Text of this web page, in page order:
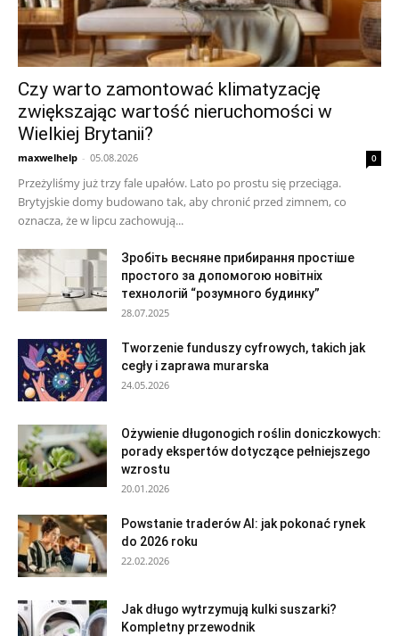
Czy warto zamontować klimatyzację
zwiększając wartość nieruchomości w
Wielkiej Brytanii?
maxwelhelp - 05.08.2026 0
Przeżyliśmy już trzy fale upałów. Lato po prostu się przeciąga.
Brytyjskie domy budowano tak, aby chronić przed zimnem, co
oznacza, że ​​w lipcu zachowują...
Зробіть весняне прибирання простіше
простого за допомогою новітніх
технологій “розумного будинку”
28.07.2025
Tworzenie funduszy cyfrowych, takich jak
cegły i zaprawa murarska
24.05.2026
Ożywienie długonogich roślin doniczkowych:
porady ekspertów dotyczące pełniejszego
wzrostu
20.01.2026
Powstanie traderów AI: jak pokonać rynek
do 2026 roku
22.02.2026
Jak długo wytrzymują kulki suszarki?
Kompletny przewodnik